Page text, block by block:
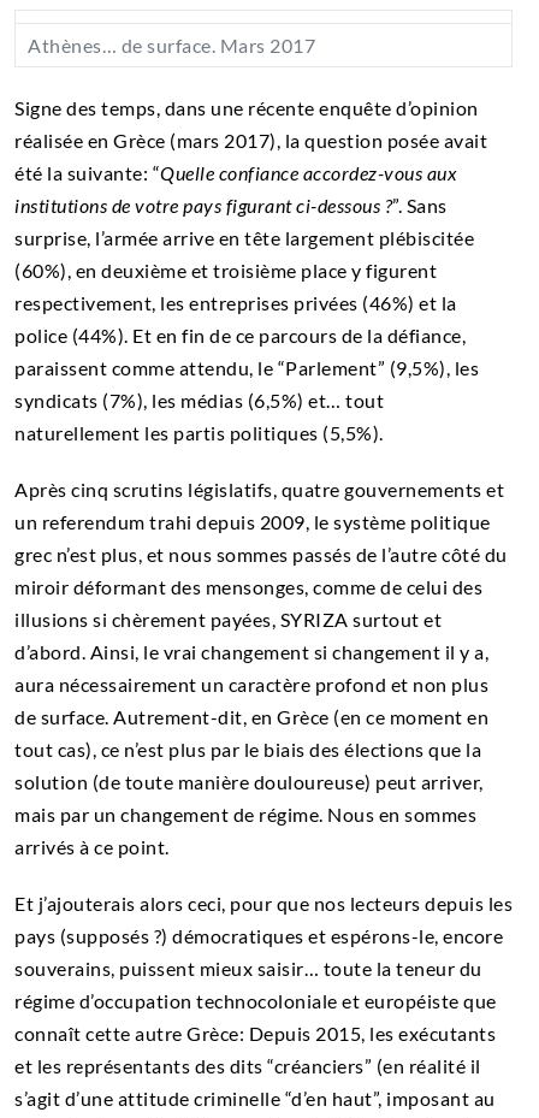
Athènes… de surface. Mars 2017
Signe des temps, dans une récente enquête d’opinion
réalisée en Grèce (mars 2017), la question posée avait
été la suivante: “Quelle confiance accordez-vous aux
institutions de votre pays figurant ci-dessous ?”. Sans
surprise, l’armée arrive en tête largement plébiscitée
(60%), en deuxième et troisième place y figurent
respectivement, les entreprises privées (46%) et la
police (44%). Et en fin de ce parcours de la défiance,
paraissent comme attendu, le “Parlement” (9,5%), les
syndicats (7%), les médias (6,5%) et… tout
naturellement les partis politiques (5,5%).
Après cinq scrutins législatifs, quatre gouvernements et
un referendum trahi depuis 2009, le système politique
grec n’est plus, et nous sommes passés de l’autre côté du
miroir déformant des mensonges, comme de celui des
illusions si chèrement payées, SYRIZA surtout et
d’abord. Ainsi, le vrai changement si changement il y a,
aura nécessairement un caractère profond et non plus
de surface. Autrement-dit, en Grèce (en ce moment en
tout cas), ce n’est plus par le biais des élections que la
solution (de toute manière douloureuse) peut arriver,
mais par un changement de régime. Nous en sommes
arrivés à ce point.
Et j’ajouterais alors ceci, pour que nos lecteurs depuis les
pays (supposés ?) démocratiques et espérons-le, encore
souverains, puissent mieux saisir… toute la teneur du
régime d’occupation technocoloniale et européiste que
connaît cette autre Grèce: Depuis 2015, les exécutants
et les représentants des dits “créanciers” (en réalité il
s’agit d’une attitude criminelle “d’en haut”, imposant au